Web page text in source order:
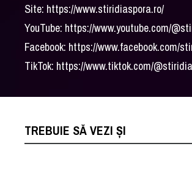
Site: https://www.stiridiaspora.ro/
YouTube: https://www.youtube.com/
Facebook: https://www.facebook.com/
TikTok: https://www.tiktok.com/
TREBUIE SĂ VEZI ȘI